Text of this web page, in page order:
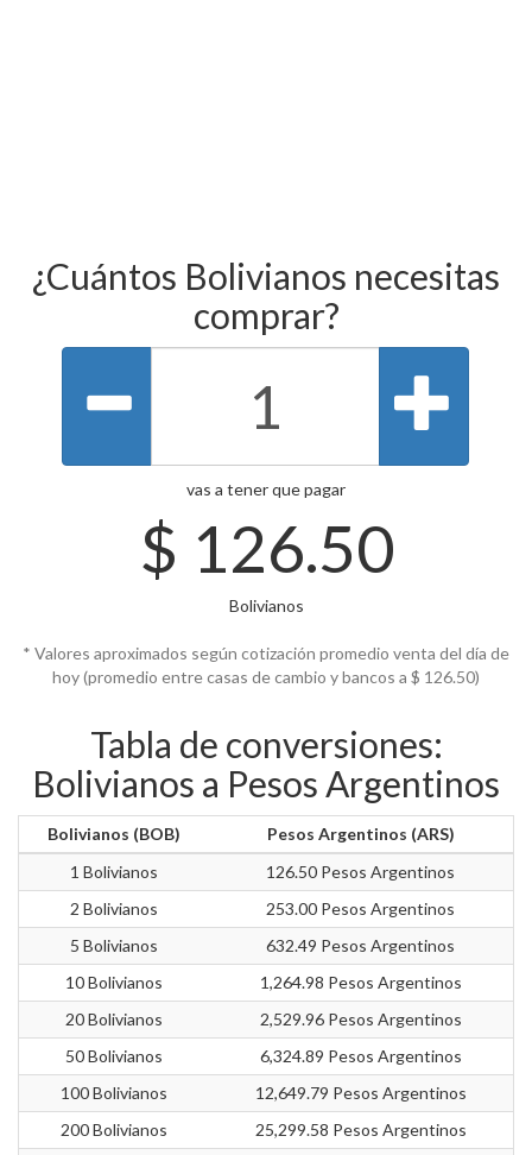
¿Cuántos Bolivianos necesitas
comprar?
vas a tener que pagar
$ 126.50
Bolivianos
* Valores aproximados según cotización promedio venta del día de
hoy (promedio entre casas de cambio y bancos a $ 126.50)
Tabla de conversiones:
Bolivianos a Pesos Argentinos
Bolivianos (BOB)
Pesos Argentinos (ARS)
1 Bolivianos
126.50 Pesos Argentinos
2 Bolivianos
253.00 Pesos Argentinos
5 Bolivianos
632.49 Pesos Argentinos
10 Bolivianos
1,264.98 Pesos Argentinos
20 Bolivianos
2,529.96 Pesos Argentinos
50 Bolivianos
6,324.89 Pesos Argentinos
100 Bolivianos
12,649.79 Pesos Argentinos
200 Bolivianos
25,299.58 Pesos Argentinos